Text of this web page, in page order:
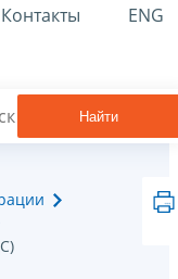
Контакты ENG
Найти